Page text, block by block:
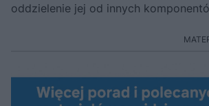
oddzielenie jej od innych